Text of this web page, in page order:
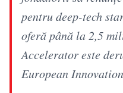
pentru deep-tech
oferă până la 2,5
Accelerator este
European